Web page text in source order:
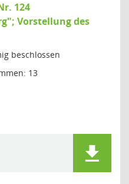
124
Vorstellung des
beschlossen
13